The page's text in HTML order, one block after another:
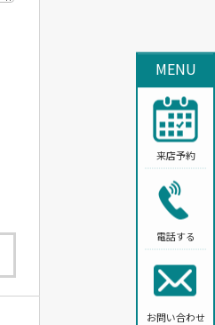
MENU
来店予約
電話する
お問い合わせ